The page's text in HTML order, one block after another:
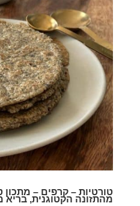
טורטיות – קרפים – מתכון
מהתזונה הקטוגנית, בריא